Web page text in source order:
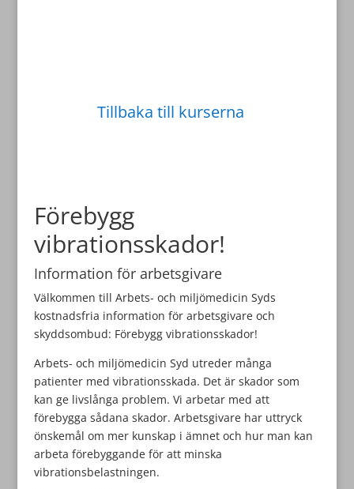
Tillbaka till kurserna
Förebygg
vibrationsskador!
Information för arbetsgivare
Välkommen till Arbets- och miljömedicin Syds
kostnadsfria information för arbetsgivare och
skyddsombud: Förebygg vibrationsskador!
Arbets- och miljömedicin Syd utreder många
patienter med vibrationsskada. Det är skador som
kan ge livslånga problem. Vi arbetar med att
förebygga sådana skador. Arbetsgivare har uttryck
önskemål om mer kunskap i ämnet och hur man kan
arbeta förebyggande för att minska
vibrationsbelastningen.